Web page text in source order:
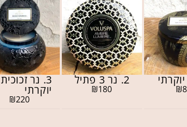
₪
2. נר 3 פתיל
₪180
3. נר זכוכית
יוקרתי
₪220